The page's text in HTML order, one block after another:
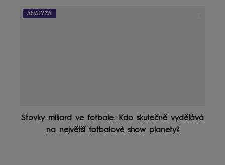
ANALÝZA
Stovky miliard ve fotbale. Kdo skutečně vydělává
na největší fotbalové show planety?